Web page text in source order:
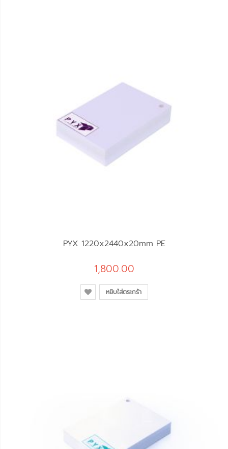
PYX 1220x2440x20mm PE
1,800.00
หยิบใส่ตระกร้า